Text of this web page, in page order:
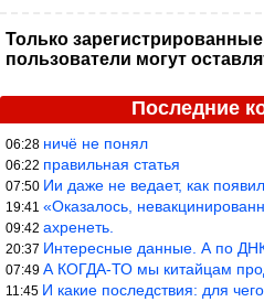
Только
пользователи могут
Последние
06:28 ничё не понял
06:22 правильная статья
07:50 Ии даже не ведает, как
19:41 «Оказалось, невакцинированное
09:42 ахренеть.
20:37 Интересные данные. А по ДНК
07:49 А КОГДА-ТО мы китайцам
11:45 И какие последствия: для чего